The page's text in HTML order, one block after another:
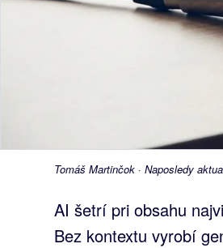
Tomáš Martinčok · Naposledy
AI šetrí pri obsahu
Bez kontextu vyrobí